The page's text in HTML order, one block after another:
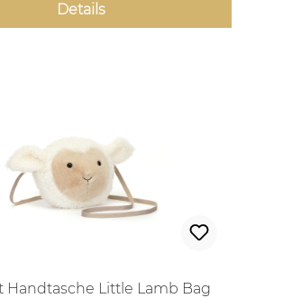
Details
Handtasche Little Lamb Bag